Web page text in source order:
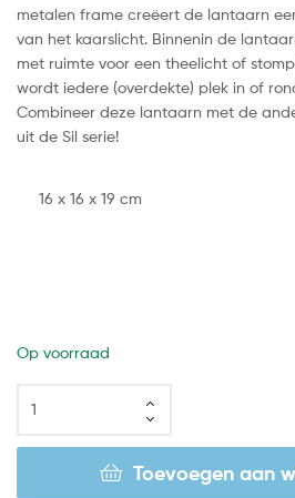
metalen frame creëert de lantaarn
van het kaarslicht. Binnenin de
met ruimte voor een theelicht of
wordt iedere (overdekte) plek in of
Combineer deze lantaarn met de
uit de Sil serie!
16 x 16 x 19 cm
Op voorraad
Toevoegen aan